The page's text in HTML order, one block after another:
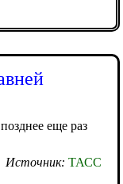
еще раз
Источник: ТАСС